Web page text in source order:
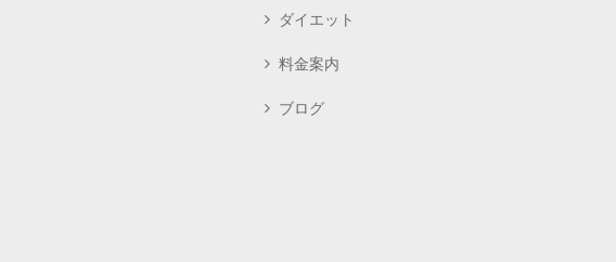
ダイエット
料金案内
ブログ